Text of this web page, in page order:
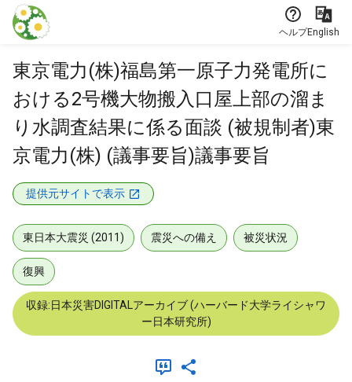
本文に飛ぶ
ヘルプEnglish
東京電力(株)福島第一原子力発電所に
おける2号機大物搬入口屋上部の溜ま
り水調査結果に係る面談 (被規制者)東
京電力(株) (議事要旨)議事要旨
提供元サイトで表示
東日本大震災 (2011) 震災への備え 被災状況
復興
収録:日本災害DIGITALアーカイブ (ハーバード大学ライシャワ
ー日本研究所)